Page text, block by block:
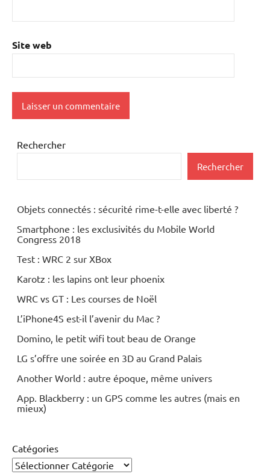
Site web
Rechercher
Rechercher
Objets connectés : sécurité rime-t-elle avec liberté ?
Smartphone : les exclusivités du Mobile World
Congress 2018
Test : WRC 2 sur XBox
Karotz : les lapins ont leur phoenix
WRC vs GT : Les courses de Noël
L’iPhone4S est-il l’avenir du Mac ?
Domino, le petit wifi tout beau de Orange
LG s’offre une soirée en 3D au Grand Palais
Another World : autre époque, même univers
App. Blackberry : un GPS comme les autres (mais en
mieux)
Catégories